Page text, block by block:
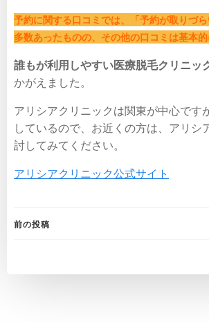
予約に関する口コミでは、「予約が取りづ
多数あったものの、その他の口コミは基本的
誰もが利用しやすい医療脱毛クリニッ
かがえました。
アリシアクリニックは関東が中心です
しているので、お近くの方は、アリシ
討してみてください。
アリシアクリニック公式サイト
投
稿
前の投稿